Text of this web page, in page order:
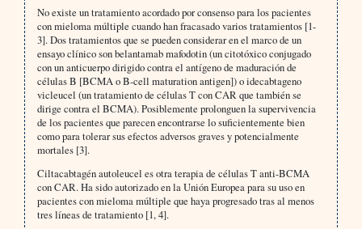
No existe un tratamiento acordado por consenso para los pacientes
con mieloma múltiple cuando han fracasado varios tratamientos [1-
3]. Dos tratamientos que se pueden considerar en el marco de un
ensayo clínico son belantamab mafodotin (un citotóxico conjugado
con un anticuerpo dirigido contra el antígeno de maduración de
células B [BCMA o B-cell maturation antigen]) o idecabtageno
vicleucel (un tratamiento de células T con CAR que también se
dirige contra el BCMA). Posiblemente prolonguen la supervivencia
de los pacientes que parecen encontrarse lo suficientemente bien
como para tolerar sus efectos adversos graves y potencialmente
mortales [3].
Ciltacabtagén autoleucel es otra terapia de células T anti-BCMA
con CAR. Ha sido autorizado en la Unión Europea para su uso en
pacientes con mieloma múltiple que haya progresado tras al menos
tres líneas de tratamiento [1, 4].